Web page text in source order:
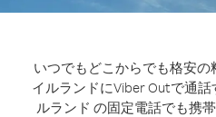
いつでもどこからでも格安
イルランドにViber Outで通話
ルランド の固定電話でも携